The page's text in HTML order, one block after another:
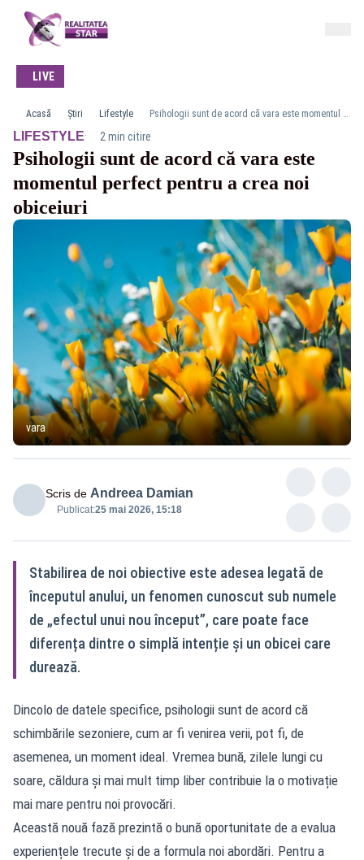
LIVE
Acasă Știri Lifestyle Psihologii sunt de acord că vara este momentul perfect pentru a crea noi obiceiuri
LIFESTYLE· 2 min citire
Psihologii sunt de acord că vara este
momentul perfect pentru a crea noi
obiceiuri
vara
Scris de Andreea Damian
Publicat:25 mai 2026, 15:18
Stabilirea de noi obiective este adesea legată de
începutul anului, un fenomen cunoscut sub numele
de „efectul unui nou început”, care poate face
diferența dintre o simplă intenție și un obicei care
durează.
Dincolo de datele specifice, psihologii sunt de acord că
schimbările sezoniere, cum ar fi venirea verii, pot fi, de
asemenea, un moment ideal. Vremea bună, zilele lungi cu
soare, căldura și mai mult timp liber contribuie la o motivație
mai mare pentru noi provocări.
Această nouă fază prezintă o bună oportunitate de a evalua
experiențele trecute și de a formula noi abordări. Pentru a